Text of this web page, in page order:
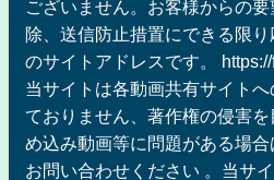
ございません。お客様からの
除、送信防止措置にできる限
のサイトアドレスです。
当サイトは各動画共有サイト
ておりません、著作権の侵害
め込み動画等に問題がある場
お問い合わせください 。当サ